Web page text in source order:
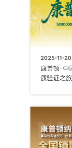
2025-11-20
康普顿·中
质验证之